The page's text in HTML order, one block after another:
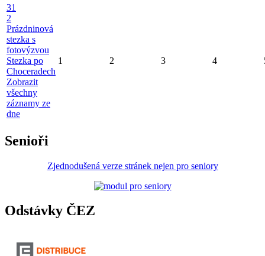
31
2
Prázdninová
stezka s
fotovýzvou
Stezka po
Choceradech
Zobrazit
všechny
záznamy ze
dne
1 2 3 4
Senioři
Zjednodušená verze stránek nejen pro seniory
Odstávky ČEZ